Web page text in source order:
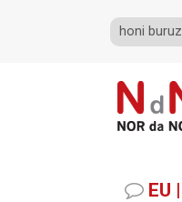
honi buruz
EU |